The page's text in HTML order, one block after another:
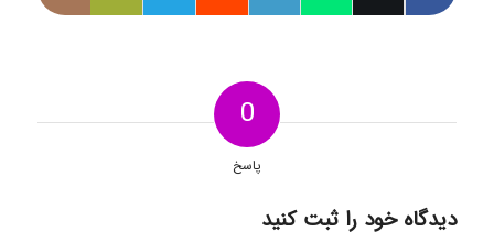
0
پاسخ
دیدگاه خود را ثبت کنید